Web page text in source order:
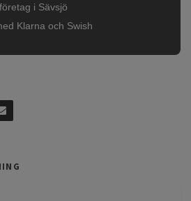
i Sävsjö
Klarna och Swish